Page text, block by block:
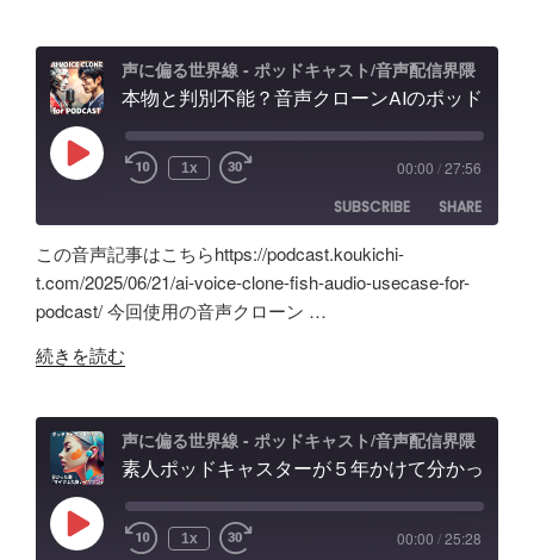
デ
ィ
ン
の
と
試
行
錯
の
記
録"
ャ
ス
配
し
た
ノ
イ
除
去/
音
え？
ポ
ド
ト
自
作
AI
ー
ル
の
録。
声に偏る世界線 - ポッドキャスト/音声配信界隈
Play
Episode 1x 00:00 /27:56
SUBSCRIBE
SHARE
Amazon
Apple Podcasts
RSS
Spotify
RSS FEED
SHARE
LINK
EMBED
この音声記事はこちらhttps://podcast.koukichi-
t.com/2025/06/21/ai-voice-clone-fish-audio-usecase-for-
podcast/ 今回使用の音声クローン …
"本
判
能？
続きを読む
声に偏る世界線 - ポッドキャスト/音声配信界隈
Play
Episode 1x 00:00 /25:28